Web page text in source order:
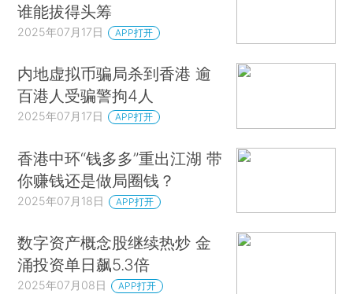
谁能拔得头筹
2025年07月17日 APP打开
内地虚拟币骗局杀到香港 逾
百港人受骗警拘4人
2025年07月17日 APP打开
香港中环“钱多多”重出江湖 带
你赚钱还是做局圈钱？
2025年07月18日 APP打开
数字资产概念股继续热炒 金
涌投资单日飙5.3倍
2025年07月08日 APP打开